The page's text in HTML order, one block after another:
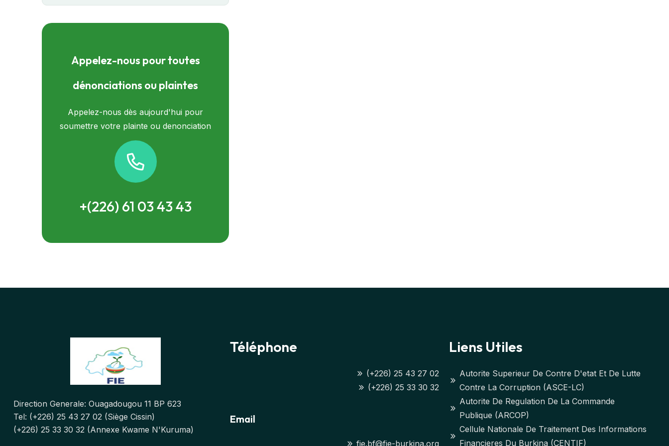
Appelez-nous pour toutes
dénonciations ou plaintes
Appelez-nous dès aujourd'hui pour
soumettre votre plainte ou denonciation
+(226) 61 03 43 43
Direction Generale: Ouagadougou 11 BP 623
Tel: (+226) 25 43 27 02 (Siège Cissin)
(+226) 25 33 30 32 (Annexe Kwame N'Kuruma)
Téléphone
(+226) 25 43 27 02
(+226) 25 33 30 32
Email
fie.bf@fie-burkina.org
Liens Utiles
Autorite Superieur De Contre D'etat Et De Lutte
Contre La Corruption (ASCE-LC)
Autorite De Regulation De La Commande
Publique (ARCOP)
Cellule Nationale De Traitement Des Informations
Financieres Du Burkina (CENTIF)